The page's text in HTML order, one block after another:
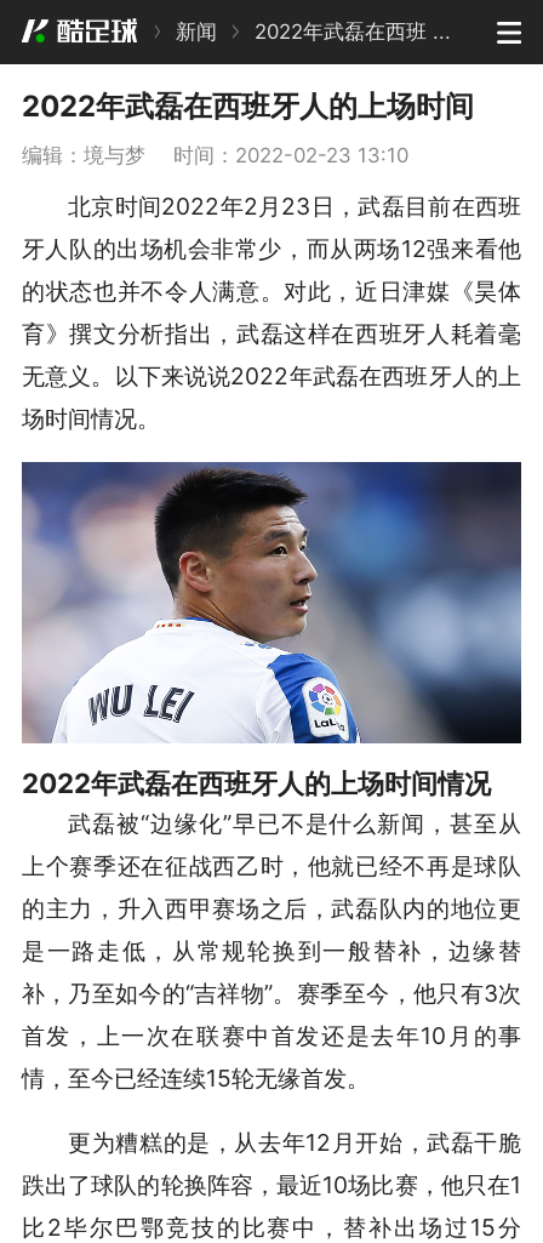
新闻 2022年武磊在西班 ...
2022年武磊在西班牙人的上场时间
编辑：境与梦 时间：2022-02-23 13:10
北京时间2022年2月23日，武磊目前在西班
牙人队的出场机会非常少，而从两场12强来看他
的状态也并不令人满意。对此，近日津媒《昊体
育》撰文分析指出，武磊这样在西班牙人耗着毫
无意义。以下来说说2022年武磊在西班牙人的上
场时间情况。
2022年武磊在西班牙人的上场时间情况
武磊被“边缘化”早已不是什么新闻，甚至从
上个赛季还在征战西乙时，他就已经不再是球队
的主力，升入西甲赛场之后，武磊队内的地位更
是一路走低，从常规轮换到一般替补，边缘替
补，乃至如今的“吉祥物”。赛季至今，他只有3次
首发，上一次在联赛中首发还是去年10月的事
情，至今已经连续15轮无缘首发。
更为糟糕的是，从去年12月开始，武磊干脆
跌出了球队的轮换阵容，最近10场比赛，他只在1
比2毕尔巴鄂竞技的比赛中，替补出场过15分